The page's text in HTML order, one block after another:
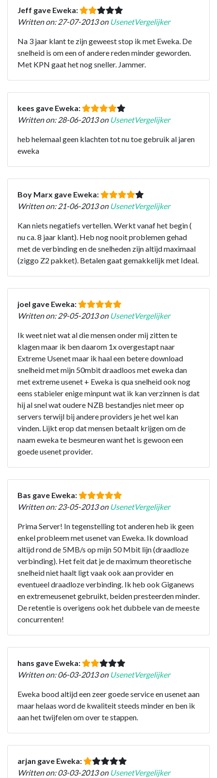
Jeff gave Eweka:
Written on: 27-07-2013 on UsenetVergelijker
Na 3 jaar klant te zijn geweest stop ik met Eweka. De
snelheid is om een of andere reden minder geworden.
Met KPN gaat het nog sneller. Jammer.
kees gave Eweka:
Written on: 28-06-2013 on UsenetVergelijker
heb helemaal geen klachten tot nu toe gebruik al jaren
eweka
Boy Marx gave Eweka:
Written on: 21-06-2013 on UsenetVergelijker
Kan niets negatiefs vertellen. Werkt vanaf het begin (
nu ca. 8 jaar klant). Heb nog nooit problemen gehad
met de verbinding en de snelheden zijn altijd maximaal
(ziggo Z2 pakket). Betalen gaat gemakkelijk met Ideal.
joel gave Eweka:
Written on: 29-05-2013 on UsenetVergelijker
Ik weet niet wat al die mensen onder mij zitten te
klagen maar ik ben daarom 1x overgestapt naar
Extreme Usenet maar ik haal een betere download
snelheid met mijn 50mbit draadloos met eweka dan
met extreme usenet + Eweka is qua snelheid ook nog
eens stabieler enige minpunt wat ik kan verzinnen is dat
hij al snel wat oudere NZB bestandjes niet meer op
servers terwijl bij andere providers je het wel kan
vinden. Lijkt erop dat mensen betaalt krijgen om de
naam eweka te besmeuren want het is gewoon een
goede usenet provider.
Bas gave Eweka:
Written on: 23-05-2013 on UsenetVergelijker
Prima Server! In tegenstelling tot anderen heb ik geen
enkel probleem met usenet van Eweka. Ik download
altijd rond de 5MB/s op mijn 50 Mbit lijn (draadloze
verbinding). Het feit dat je de maximum theoretische
snelheid niet haalt ligt vaak ook aan provider en
eventueel draadloze verbinding. Ik heb ook Giganews
en extremeusenet gebruikt, beiden presteerden minder.
De retentie is overigens ook het dubbele van de meeste
concurrenten!
hans gave Eweka:
Written on: 06-03-2013 on UsenetVergelijker
Eweka bood altijd een zeer goede service en usenet aan
maar helaas word de kwaliteit steeds minder en ben ik
aan het twijfelen om over te stappen.
arjan gave Eweka:
Written on: 03-03-2013 on UsenetVergelijker